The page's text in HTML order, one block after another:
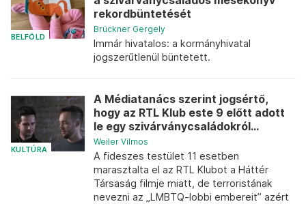
BELFÖLD
rekordbüntetését
Brückner Gergely
Immár hivatalos: a kormányhivatal
jogszerűtlenül büntetett.
KULTÚRA
A Médiatanács szerint jogsértő,
hogy az RTL Klub este 9 előtt adott
le egy szivárványcsaládokról...
Weiler Vilmos
A fideszes testület 11 esetben
marasztalta el az RTL Klubot a Háttér
Társaság filmje miatt, de terroristának
nevezni az „LMBTQ-lobbi embereit” azért